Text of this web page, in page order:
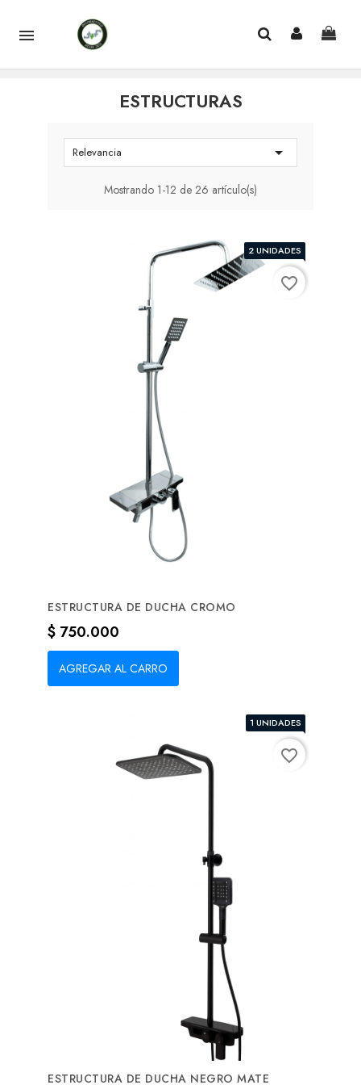

ESTRUCTURAS
Relevancia 
Mostrando 1-12 de 26 artículo(s)
2 UNIDADES
ESTRUCTURA DE DUCHA CROMO
Precio
$ 750.000
AGREGAR AL CARRO
favorite_border
1 UNIDADES
ESTRUCTURA DE DUCHA NEGRO MATE
favorite_border